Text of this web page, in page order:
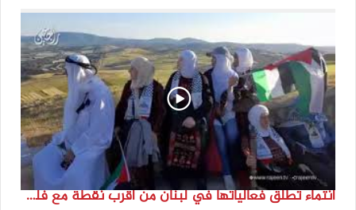
انتماء تطلق فعالياتها في لبنان من أقرب نقطة مع فلسطين المحتلة في ذكرى النكبة_74تقرير: جنى شحرور